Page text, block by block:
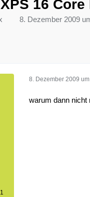
16 Core
8. Dezember 2009
1
8. Dezember 2009
warum dann nicht